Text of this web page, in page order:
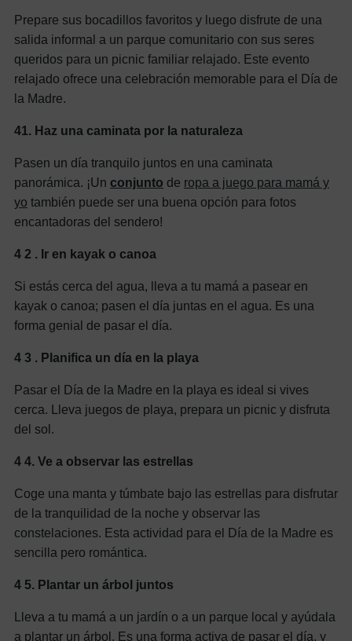
Prepare sus bocadillos favoritos y luego disfrute de una
salida informal a un parque comunitario con sus seres
queridos para un picnic familiar relajado. Este evento
relajado ofrece una celebración memorable para el Día de
la Madre.
41. Haz una caminata por la naturaleza
Pasen un día tranquilo juntos en una caminata
panorámica. ¡Un conjunto de ropa a juego para mamá y
yo también puede ser una buena opción para fotos
encantadoras del sendero!
4 2 . Ir en kayak o canoa
Si estás cerca del agua, lleva a tu mamá a pasear en
kayak o canoa; pasen el día juntas en el agua. Es una
forma genial de pasar el día.
4 3 . Planifica un día en la playa
Pasar el Día de la Madre en la playa es ideal si vives
cerca. Lleva juegos de playa, prepara un picnic y disfruta
del sol.
4 4. Ve a observar las estrellas
Coge una manta y túmbate bajo las estrellas para disfrutar
de la tranquilidad de la noche y observar las
constelaciones. Esta actividad para el Día de la Madre es
sencilla pero romántica.
4 5. Plantar un árbol juntos
Lleva a tu mamá a un jardín o a un parque local y ayúdala
a plantar un árbol. Es una forma activa de pasar el día, y